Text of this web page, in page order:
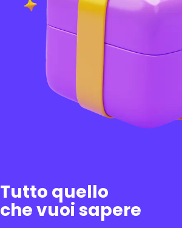
Tutto quello
che vuoi sapere